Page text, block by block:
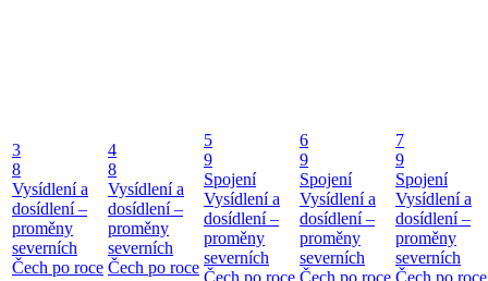
3
8
Vysídlení a
dosídlení –
proměny
severních
Čech po roce
4
8
Vysídlení a
dosídlení –
proměny
severních
Čech po roce
5
9
Spojení
Vysídlení a
dosídlení –
proměny
severních
6
9
Spojení
Vysídlení a
dosídlení –
proměny
severních
7
9
Spojení
Vysídlení a
dosídlení –
proměny
severních